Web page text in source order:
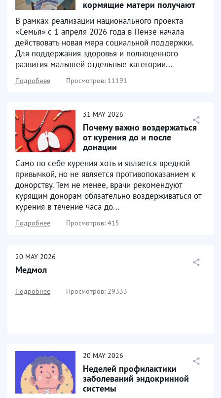
кормящие матери получают
В рамках реализации национального проекта
«Семья» с 1 апреля 2026 года в Пензе начала
действовать новая мера социальной поддержки.
Для поддержания здоровья и полноценного
развития малышей отдельные категории...
Подробнее Просмотров: 11191
31 MAY 2026
Почему важно воздержаться
от курения до и после
донации
Само по себе курения хоть и является вредной
привычкой, но не является противопоказанием к
донорству. Тем не менее, врачи рекомендуют
курящим донорам обязательно воздерживаться от
курения в течение часа до...
Подробнее Просмотров: 415
20 MAY 2026
Медмол
Подробнее Просмотров: 29333
20 MAY 2026
Неделей профилактики
заболеваний эндокринной
системы